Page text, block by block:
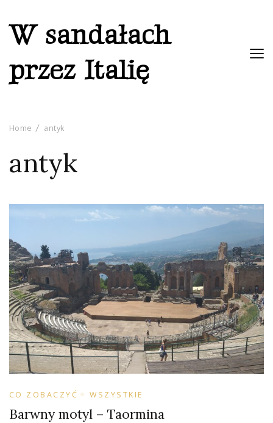
W sandałach
przez Italię
Home antyk
antyk
CO ZOBACZYĆ WSZYSTKIE
Barwny motyl – Taormina